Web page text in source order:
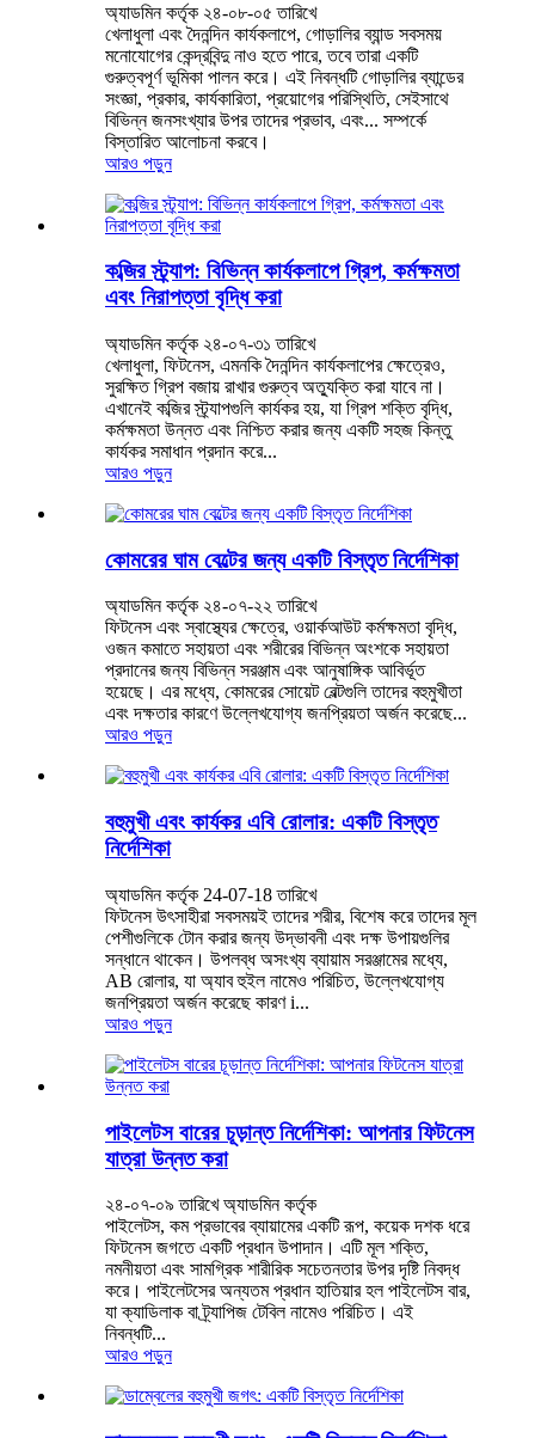
অ্যাডমিন কর্তৃক ২৪-০৮-০৫ তারিখে
খেলাধুলা এবং দৈনন্দিন কার্যকলাপে, গোড়ালির ব্যান্ড সবসময়
মনোযোগের কেন্দ্রবিন্দু নাও হতে পারে, তবে তারা একটি
গুরুত্বপূর্ণ ভূমিকা পালন করে। এই নিবন্ধটি গোড়ালির ব্যান্ডের
সংজ্ঞা, প্রকার, কার্যকারিতা, প্রয়োগের পরিস্থিতি, সেইসাথে
বিভিন্ন জনসংখ্যার উপর তাদের প্রভাব, এবং... সম্পর্কে
বিস্তারিত আলোচনা করবে।
আরও পড়ুন
কব্জির স্ট্র্যাপ: বিভিন্ন কার্যকলাপে গ্রিপ, কর্মক্ষমতা
এবং নিরাপত্তা বৃদ্ধি করা
অ্যাডমিন কর্তৃক ২৪-০৭-৩১ তারিখে
খেলাধুলা, ফিটনেস, এমনকি দৈনন্দিন কার্যকলাপের ক্ষেত্রেও,
সুরক্ষিত গ্রিপ বজায় রাখার গুরুত্ব অত্যুক্তি করা যাবে না।
এখানেই কব্জির স্ট্র্যাপগুলি কার্যকর হয়, যা গ্রিপ শক্তি বৃদ্ধি,
কর্মক্ষমতা উন্নত এবং নিশ্চিত করার জন্য একটি সহজ কিন্তু
কার্যকর সমাধান প্রদান করে...
আরও পড়ুন
কোমরের ঘাম বেল্টের জন্য একটি বিস্তৃত নির্দেশিকা
অ্যাডমিন কর্তৃক ২৪-০৭-২২ তারিখে
ফিটনেস এবং স্বাস্থ্যের ক্ষেত্রে, ওয়ার্কআউট কর্মক্ষমতা বৃদ্ধি,
ওজন কমাতে সহায়তা এবং শরীরের বিভিন্ন অংশকে সহায়তা
প্রদানের জন্য বিভিন্ন সরঞ্জাম এবং আনুষাঙ্গিক আবির্ভূত
হয়েছে। এর মধ্যে, কোমরের সোয়েট বেল্টগুলি তাদের বহুমুখীতা
এবং দক্ষতার কারণে উল্লেখযোগ্য জনপ্রিয়তা অর্জন করেছে...
আরও পড়ুন
বহুমুখী এবং কার্যকর এবি রোলার: একটি বিস্তৃত
নির্দেশিকা
অ্যাডমিন কর্তৃক 24-07-18 তারিখে
ফিটনেস উৎসাহীরা সবসময়ই তাদের শরীর, বিশেষ করে তাদের মূল
পেশীগুলিকে টোন করার জন্য উদ্ভাবনী এবং দক্ষ উপায়গুলির
সন্ধানে থাকেন। উপলব্ধ অসংখ্য ব্যায়াম সরঞ্জামের মধ্যে,
AB রোলার, যা অ্যাব হুইল নামেও পরিচিত, উল্লেখযোগ্য
জনপ্রিয়তা অর্জন করেছে কারণ i...
আরও পড়ুন
পাইলেটস বারের চূড়ান্ত নির্দেশিকা: আপনার ফিটনেস
যাত্রা উন্নত করা
২৪-০৭-০৯ তারিখে অ্যাডমিন কর্তৃক
পাইলেটস, কম প্রভাবের ব্যায়ামের একটি রূপ, কয়েক দশক ধরে
ফিটনেস জগতে একটি প্রধান উপাদান। এটি মূল শক্তি,
নমনীয়তা এবং সামগ্রিক শারীরিক সচেতনতার উপর দৃষ্টি নিবদ্ধ
করে। পাইলেটসের অন্যতম প্রধান হাতিয়ার হল পাইলেটস বার,
যা ক্যাডিলাক বা ট্র্যাপিজ টেবিল নামেও পরিচিত। এই
নিবন্ধটি...
আরও পড়ুন